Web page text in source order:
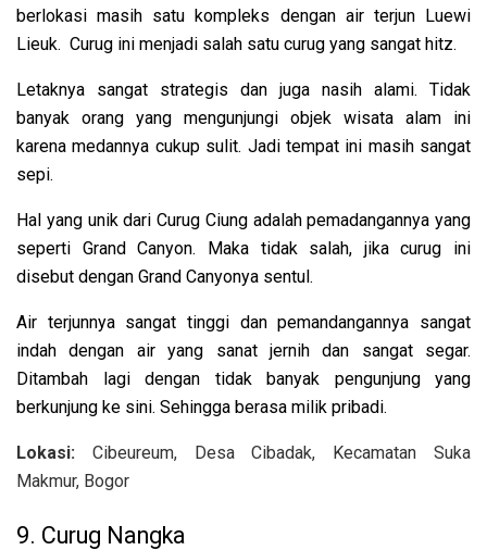
berlokasi masih satu kompleks dengan air terjun Luewi
Lieuk. Curug ini menjadi salah satu curug yang sangat hitz.
Letaknya sangat strategis dan juga nasih alami. Tidak
banyak orang yang mengunjungi objek wisata alam ini
karena medannya cukup sulit. Jadi tempat ini masih sangat
sepi.
Hal yang unik dari Curug Ciung adalah pemadangannya yang
seperti Grand Canyon. Maka tidak salah, jika curug ini
disebut dengan Grand Canyonya sentul.
Air terjunnya sangat tinggi dan pemandangannya sangat
indah dengan air yang sanat jernih dan sangat segar.
Ditambah lagi dengan tidak banyak pengunjung yang
berkunjung ke sini. Sehingga berasa milik pribadi.
Lokasi: Cibeureum, Desa Cibadak, Kecamatan Suka
Makmur, Bogor
9. Curug Nangka